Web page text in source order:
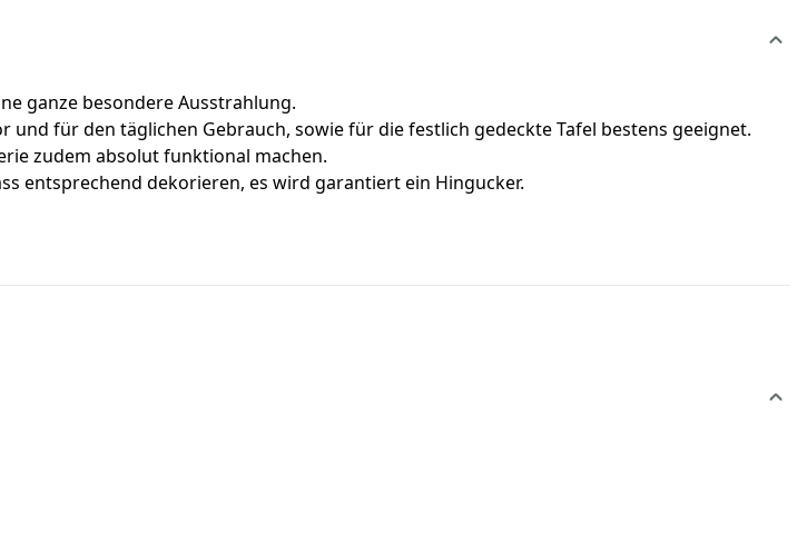
ganze besondere Ausstrahlung.
für den täglichen Gebrauch, sowie für die festlich gedeckte Tafel bestens geeignet.
zudem absolut funktional machen.
entsprechend dekorieren, es wird garantiert ein Hingucker.